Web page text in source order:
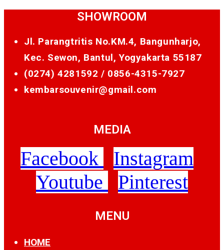
SHOWROOM
Jl. Parangtritis No.KM.4, Bangunharjo,
Kec. Sewon, Bantul, Yogyakarta 55187
(0274) 4281592 / 0856-4315-7927
kembarsouvenir@gmail.com
MEDIA
Facebook
Instagram
Youtube
Pinterest
MENU
HOME